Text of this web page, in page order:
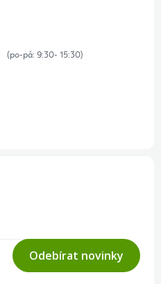
Odebírat novinky